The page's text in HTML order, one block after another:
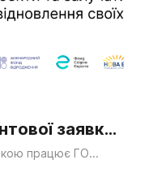
заявки:
Сумщини
проекти та
працює ГО
змінити чи...